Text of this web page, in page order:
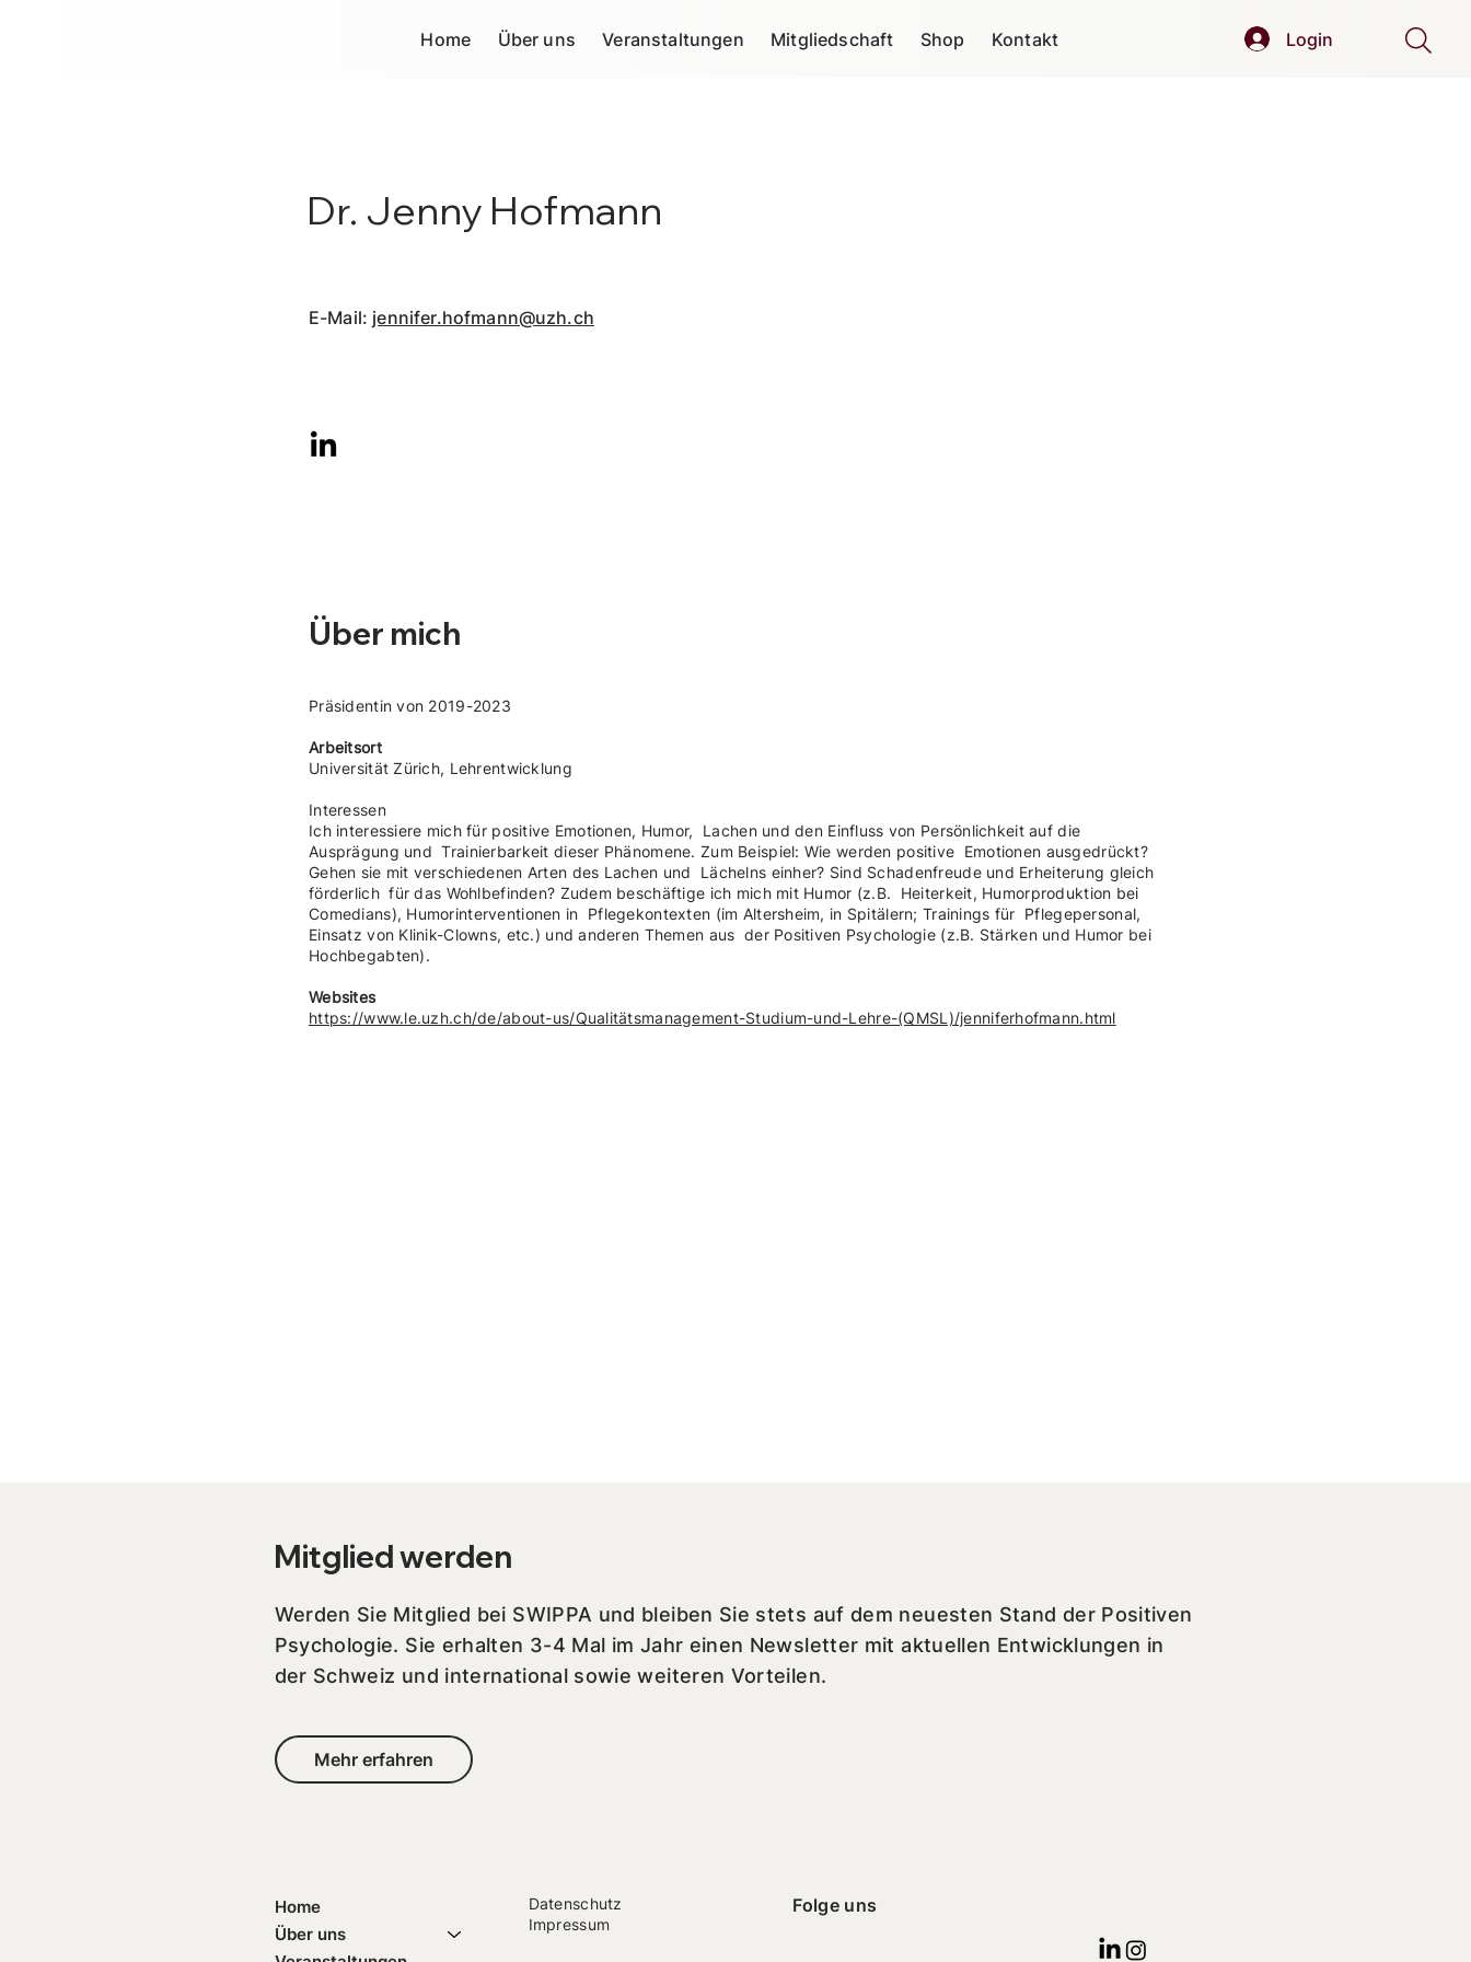
Login
Home Über uns Veranstaltungen Mitgliedschaft Shop Kontakt
Über mich
Präsidentin von 2019-2023
Arbeitsort
Universität Zürich, Lehrentwicklung
Interessen
Ich interessiere mich für positive Emotionen, Humor, Lachen und den Einfluss von Persönlichkeit auf die
Ausprägung und Trainierbarkeit dieser Phänomene. Zum Beispiel: Wie werden positive Emotionen ausgedrückt?
Gehen sie mit verschiedenen Arten des Lachen und Lächelns einher? Sind Schadenfreude und Erheiterung gleich
förderlich für das Wohlbefinden? Zudem beschäftige ich mich mit Humor (z.B. Heiterkeit, Humorproduktion bei
Comedians), Humorinterventionen in Pflegekontexten (im Altersheim, in Spitälern; Trainings für Pflegepersonal,
Einsatz von Klinik-Clowns, etc.) und anderen Themen aus der Positiven Psychologie (z.B. Stärken und Humor bei
Hochbegabten).
Websites
https://www.le.uzh.ch/de/about-us/Qualitätsmanagement-Studium-und-Lehre-(QMSL)/jenniferhofmann.html
Dr. Jenny Hofmann
E-Mail: jennifer.hofmann@uzh.ch
Home
Über uns
Datenschutz
Impressum
Folge uns
Mitglied werden
Werden Sie Mitglied bei SWIPPA und bleiben Sie stets auf dem neuesten Stand der Positiven
Psychologie. Sie erhalten 3-4 Mal im Jahr einen Newsletter mit aktuellen Entwicklungen in
der Schweiz und international sowie weiteren Vorteilen.
Mehr erfahren